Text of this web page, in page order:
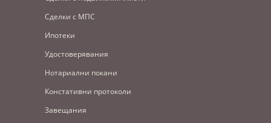
Сделки с МПС
Ипотеки
Удостоверявания
Нотариални покани
Констативни протоколи
Завещания